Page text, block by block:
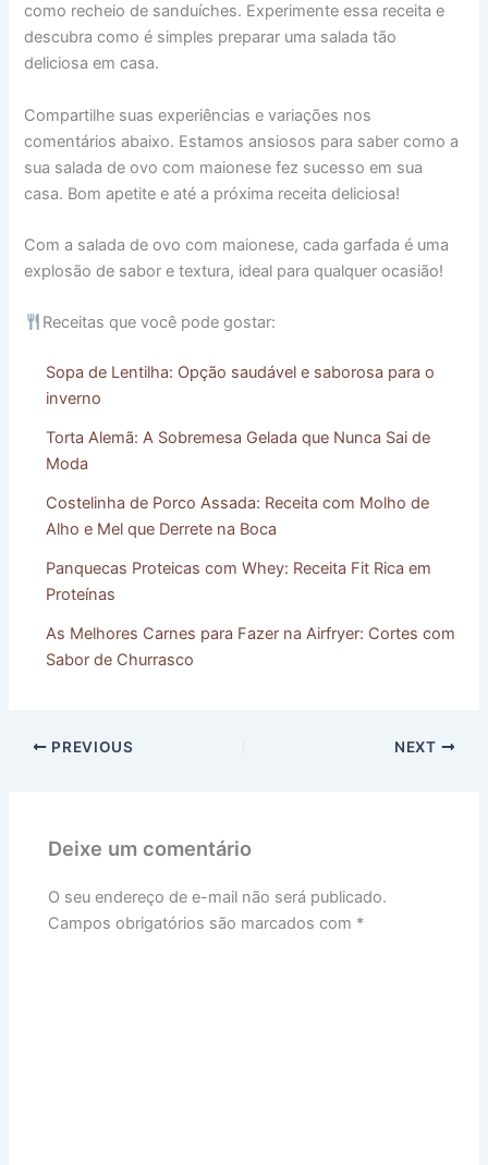
como recheio de sanduíches. Experimente essa receita e
descubra como é simples preparar uma salada tão
deliciosa em casa.
Compartilhe suas experiências e variações nos
comentários abaixo. Estamos ansiosos para saber como a
sua salada de ovo com maionese fez sucesso em sua
casa. Bom apetite e até a próxima receita deliciosa!
Com a salada de ovo com maionese, cada garfada é uma
explosão de sabor e textura, ideal para qualquer ocasião!
Receitas que você pode gostar:
Sopa de Lentilha: Opção saudável e saborosa para o
inverno
Torta Alemã: A Sobremesa Gelada que Nunca Sai de
Moda
Costelinha de Porco Assada: Receita com Molho de
Alho e Mel que Derrete na Boca
Panquecas Proteicas com Whey: Receita Fit Rica em
Proteínas
As Melhores Carnes para Fazer na Airfryer: Cortes com
Sabor de Churrasco
PREVIOUS NEXT
Deixe um comentário
O seu endereço de e-mail não será publicado.
Campos obrigatórios são marcados com *